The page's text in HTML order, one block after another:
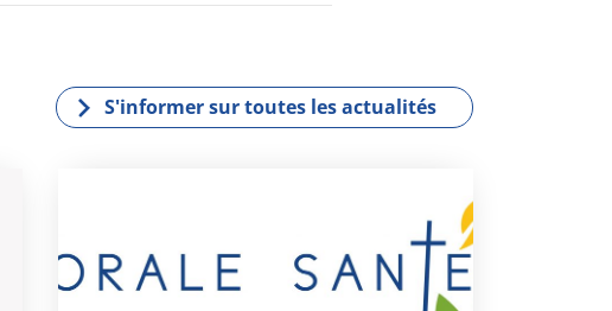
ac
k
wi
S'informer sur toutes les actualités